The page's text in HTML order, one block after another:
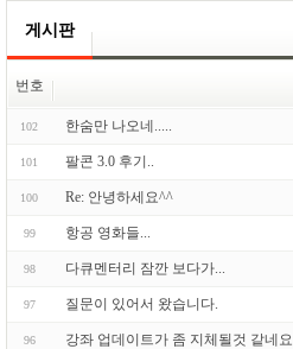
게시판
번호
102 한숨만 나오네.....
101 팔콘 3.0 후기..
100 Re: 안녕하세요^^
99 항공 영화들...
98 다큐멘터리 잠깐 보다가...
97 질문이 있어서 왔습니다.
96 강좌 업데이트가 좀 지체될것 같네요